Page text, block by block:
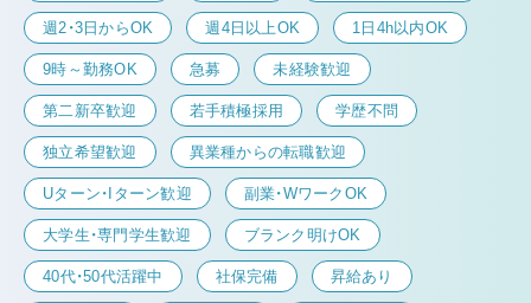
週2・3日からOK 週4日以上OK 1日4h以内OK
9時～勤務OK 急募 未経験歓迎
第二新卒歓迎 若手積極採用 学歴不問
独立希望歓迎 異業種からの転職歓迎
Uターン・Iターン歓迎 副業・WワークOK
大学生・専門学生歓迎 ブランク明けOK
40代・50代活躍中 社保完備 昇給あり